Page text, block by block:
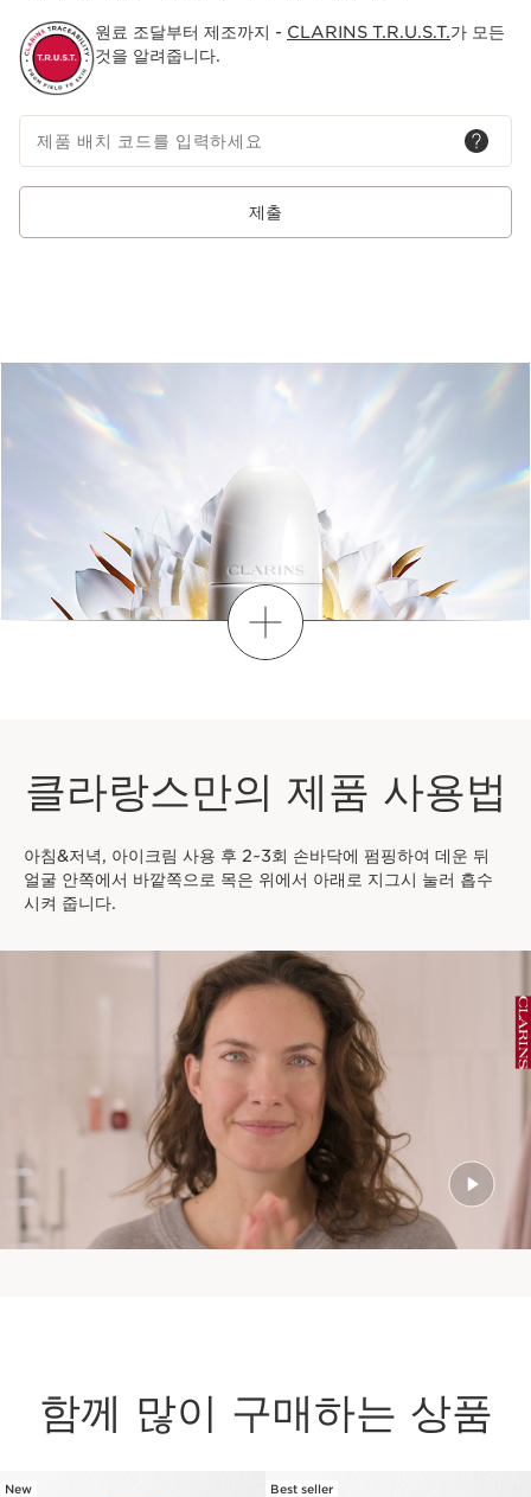
원료 조달부터 제조까지 - CLARINS T.R.U.S.T.가 모든
것을 알려줍니다.
제품 배치 코드를 입력하세요
제출
더보기
클라랑스만의 제품 사용법
아침&저녁, 아이크림 사용 후 2~3회 손바닥에 펌핑하여 데운 뒤
얼굴 안쪽에서 바깥쪽으로 목은 위에서 아래로 지그시 눌러 흡수
시켜 줍니다.
함께 많이 구매하는 상품
New Best seller